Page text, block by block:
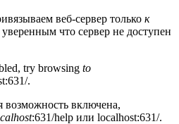
веб-сервер только к
что сервер не доступен
try browsing to
.
возможность включена,
:631/help или localhost:631/.